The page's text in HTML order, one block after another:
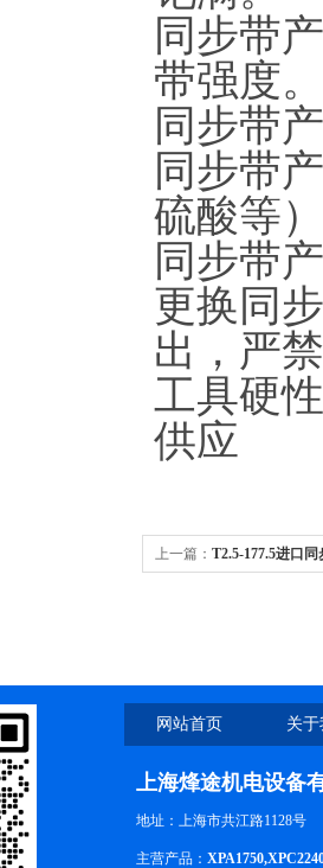
同步带
带强度。
同步带
同步带
硫酸等
同步带
更换同
出，严
工具硬
供应
上一篇： T2.5-177.5进口
网站首页 关
上海烽途机电设备
地址：上海市共江路1128号
主营产品：